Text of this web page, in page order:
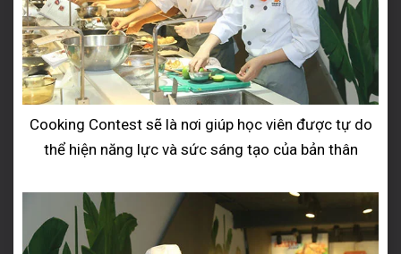
Cooking Contest sẽ là nơi giúp học viên được tự do
thể hiện năng lực và sức sáng tạo của bản thân